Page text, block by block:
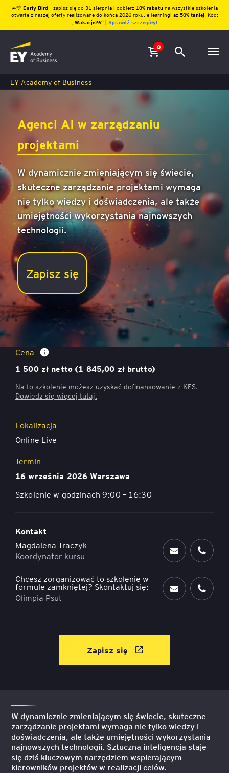
☀️🌴 Early Bird – zapisz się do 31 sierpnia i odbierz10% rabatu na wszystkie szkolenia
otwarte z naszej oferty realizowane do końca 2026 roku, e-learningi aż 50% taniej. Kod:
Wakacje26″ | Sprawdź szczegóły!
0
EY Academy of Business
Agenci AI w zarządzaniu
projektami
W dynamicznie zmieniającym się świecie,
skuteczne zarządzanie projektami wymaga
nie tylko wiedzy i doświadczenia, ale także
umiejętności wykorzystania najnowszych
technologii.
Zapisz się
W dynamicznie zmieniającym się świecie, skuteczne
zarządzanie projektami wymaga nie tylko wiedzy i
doświadczenia, ale także umiejętności wykorzystania
najnowszych technologii. Sztuczna inteligencja staje
się dziś kluczowym narzędziem wspierającym
kierowników projektów w realizacji celów.
Agenci AI w zarządzaniu projektami
Cena
1 500 zł netto (1 845,00 zł brutto)
Na to szkolenie możesz uzyskać dofinansowanie z KFS.
Dowiedz się więcej tutaj.
Lokalizacja
Online Live
Termin
16 września 2026 Warszawa
Szkolenie w godzinach 9:00 – 16:30
Kontakt
Magdalena Traczyk
Koordynator kursu
Chcesz zorganizować to szkolenie w
formule zamkniętej? Skontaktuj się:
Olimpia Psut
Zapisz się